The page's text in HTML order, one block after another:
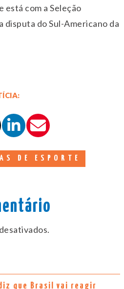
com a Seleção
disputa do Sul-Americano da
DE ESPORTE
que Brasil vai reagir